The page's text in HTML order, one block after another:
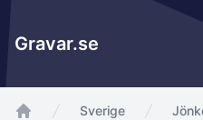
Gravar.se
Sverige